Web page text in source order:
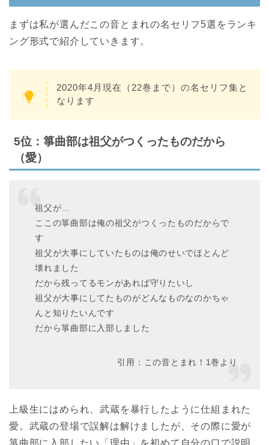
まずは私が選んだこの音とまれの名セリフ5選をランキ
ング形式で紹介していきます。
2020年4月現在（22巻まで）の名セリフ集と
なります
5位：箏曲部は祖父がつくったものだから
（愛）
祖父が…
ここの箏曲部は俺の祖父がつくったものだからで
す
祖父が大事にしていたものは俺のせいでほとんど
壊れました
だから残ってるモンがあれば守りたいし
祖父が大事にしてたものがどんなものなのかちゃ
んと知りたいんです
だから箏曲部に入部しました
引用：この音とまれ！1巻より
上級生にはめられ、武蔵を暴行したように仕組まれた
愛。武蔵の登場で誤解は解けましたが、その際に愛が